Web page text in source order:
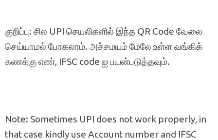
குறிப்பு: சில UPI செயலிகளில் இந்த QR Code வேலை
செய்யாமல் போகலாம். அச்சமயம் மேலே உள்ள வங்கிக்
கணக்கு எண், IFSC code ஐ பயன்படுத்தவும்.
Note: Sometimes UPI does not work properly, in
that case kindly use Account number and IFSC